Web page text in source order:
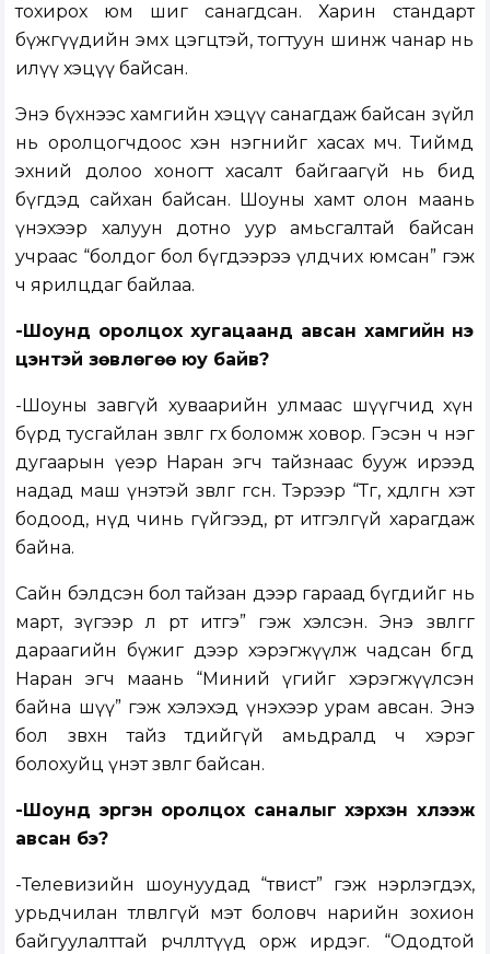
тохирох юм шиг санагдсан. Харин стандарт
бүжгүүдийн эмх цэгцтэй, тогтуун шинж чанар нь
илүү хэцүү байсан.
Энэ бүхнээс хамгийн хэцүү санагдаж байсан зүйл
нь оролцогчдоос хэн нэгнийг хасах мөч. Тиймд
эхний долоо хоногт хасалт байгаагүй нь бид
бүгдэд сайхан байсан. Шоуны хамт олон маань
үнэхээр халуун дотно уур амьсгалтай байсан
учраас “болдог бол бүгдээрээ үлдчих юмсан” гэж
ч ярилцдаг байлаа.
-Шоунд оролцох хугацаанд авсан хамгийн үнэ
цэнтэй зөвлөгөө юу байв?
-Шоуны завгүй хуваарийн улмаас шүүгчид хүн
бүрд тусгайлан зөвлөгөө өгөх боломж ховор. Гэсэн ч нэг
дугаарын үеэр Наран эгч тайзнаас бууж ирээд
надад маш үнэтэй зөвлөгөө өгсөн. Тэрээр “Төөгөө, хөдөлгөөнөө хэт
бодоод, нүд чинь гүйгээд, өөртөө итгэлгүй харагдаж
байна.
Сайн бэлдсэн бол тайзан дээр гараад бүгдийг нь
март, зүгээр л өөртөө итгэ” гэж хэлсэн. Энэ зөвлөгөөг
дараагийн бүжиг дээр хэрэгжүүлж чадсан бөгөөд
Наран эгч маань “Миний үгийг хэрэгжүүлсэн
байна шүү” гэж хэлэхэд үнэхээр урам авсан. Энэ
бол зөвхөн тайз төдийгүй амьдралд ч хэрэг
болохуйц үнэт зөвлөгөө байсан.
-Шоунд эргэн оролцох саналыг хэрхэн хүлээж
авсан бэ?
-Телевизийн шоунуудад “твист” гэж нэрлэгдэх,
урьдчилан төлөвлөөгүй мэт боловч нарийн зохион
байгуулалттай өөрчлөлтүүд орж ирдэг. “Ододтой